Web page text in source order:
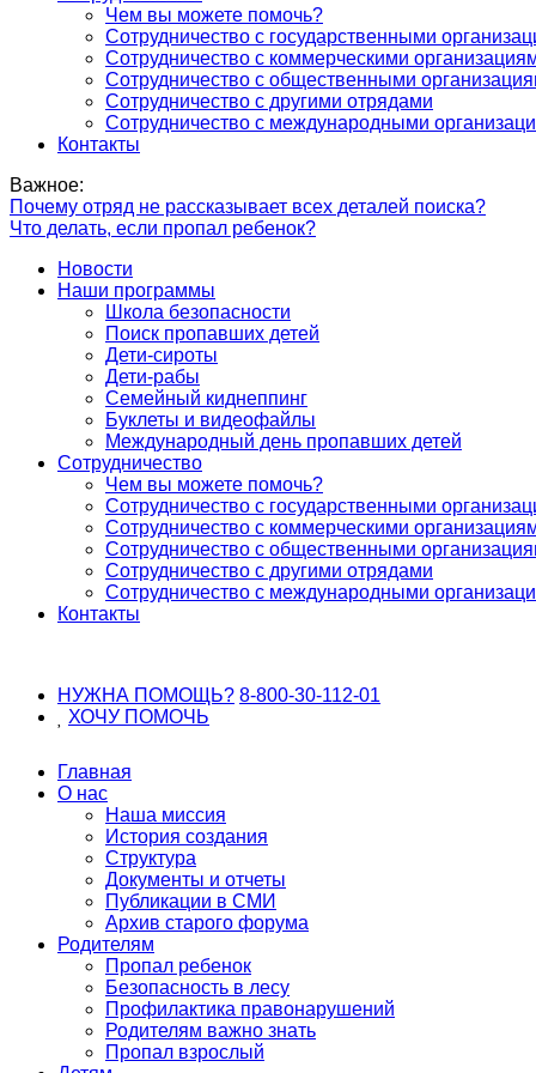
Чем вы можете помочь?
Сотрудничество с государственными
Сотрудничество с коммерческими
Сотрудничество с общественными
Сотрудничество с другими отрядами
Сотрудничество с международными
Контакты
Важное:
Почему отряд не рассказывает всех деталей поиска?
Что делать, если пропал ребенок?
Новости
Наши программы
Школа безопасности
Поиск пропавших детей
Дети-сироты
Дети-рабы
Семейный киднеппинг
Буклеты и видеофайлы
Международный день пропавших детей
Сотрудничество
Чем вы можете помочь?
Сотрудничество с государственными
Сотрудничество с коммерческими
Сотрудничество с общественными
Сотрудничество с другими отрядами
Сотрудничество с международными
Контакты
НУЖНА ПОМОЩЬ? 8-800-30-112-01
ХОЧУ ПОМОЧЬ
Главная
О нас
Наша миссия
История создания
Структура
Документы и отчеты
Публикации в СМИ
Архив старого форума
Родителям
Пропал ребенок
Безопасность в лесу
Профилактика правонарушений
Родителям важно знать
Пропал взрослый